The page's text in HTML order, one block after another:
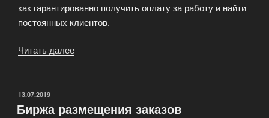
как гарантированно получить оплату за работу и найти
постоянных клиентов.
Читать далее
удаленная
ОПУБЛИКОВАНО
13.07.2019
Биржа размещения заказов